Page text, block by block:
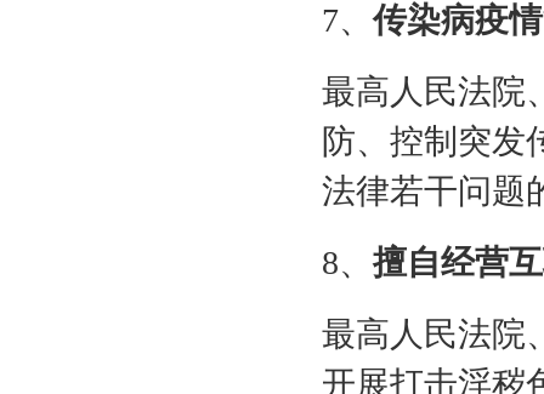
7、传染病疫
最高人民法院
防、控制突发
法律若干问题
8、擅自经营
最高人民法院
开展打击淫秽